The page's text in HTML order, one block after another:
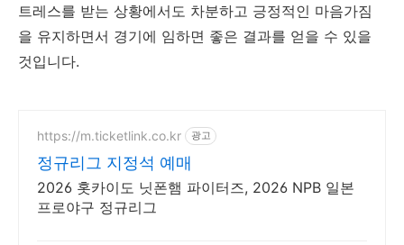
트레스를 받는 상황에서도 차분하고 긍정적인 마음가짐
을 유지하면서 경기에 임하면 좋은 결과를 얻을 수 있을
것입니다.
https://m.ticketlink.co.kr 광고
정규리그 지정석 예매
2026 홋카이도 닛폰햄 파이터즈, 2026 NPB 일본
프로야구 정규리그